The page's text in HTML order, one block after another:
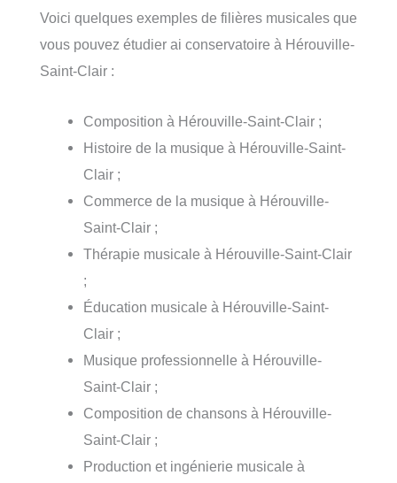
Voici quelques exemples de filières musicales que
vous pouvez étudier ai conservatoire à Hérouville-
Saint-Clair :
Composition à Hérouville-Saint-Clair ;
Histoire de la musique à Hérouville-Saint-
Clair ;
Commerce de la musique à Hérouville-
Saint-Clair ;
Thérapie musicale à Hérouville-Saint-Clair
;
Éducation musicale à Hérouville-Saint-
Clair ;
Musique professionnelle à Hérouville-
Saint-Clair ;
Composition de chansons à Hérouville-
Saint-Clair ;
Production et ingénierie musicale à